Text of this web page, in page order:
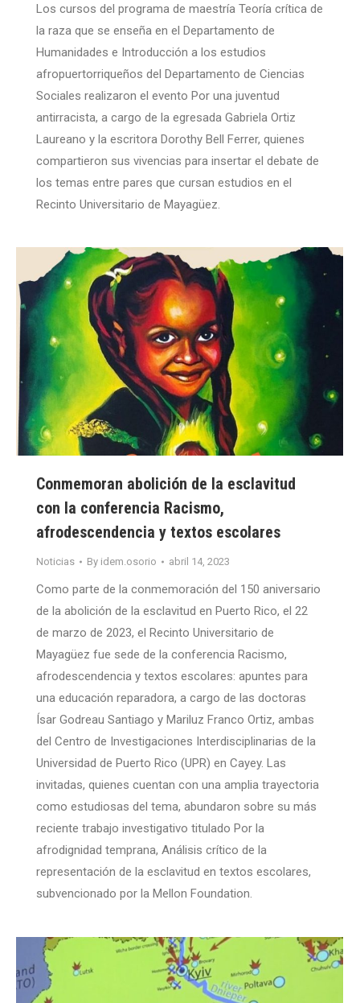
Los cursos del programa de maestría Teoría crítica de
la raza que se enseña en el Departamento de
Humanidades e Introducción a los estudios
afropuertorriqueños del Departamento de Ciencias
Sociales realizaron el evento Por una juventud
antirracista, a cargo de la egresada Gabriela Ortiz
Laureano y la escritora Dorothy Bell Ferrer, quienes
compartieron sus vivencias para insertar el debate de
los temas entre pares que cursan estudios en el
Recinto Universitario de Mayagüez.
Conmemoran abolición de la esclavitud
con la conferencia Racismo,
afrodescendencia y textos escolares
Noticias By idem.osorio abril 14, 2023
Como parte de la conmemoración del 150 aniversario
de la abolición de la esclavitud en Puerto Rico, el 22
de marzo de 2023, el Recinto Universitario de
Mayagüez fue sede de la conferencia Racismo,
afrodescendencia y textos escolares: apuntes para
una educación reparadora, a cargo de las doctoras
Ísar Godreau Santiago y Mariluz Franco Ortiz, ambas
del Centro de Investigaciones Interdisciplinarias de la
Universidad de Puerto Rico (UPR) en Cayey. Las
invitadas, quienes cuentan con una amplia trayectoria
como estudiosas del tema, abundaron sobre su más
reciente trabajo investigativo titulado Por la
afrodignidad temprana, Análisis crítico de la
representación de la esclavitud en textos escolares,
subvencionado por la Mellon Foundation.